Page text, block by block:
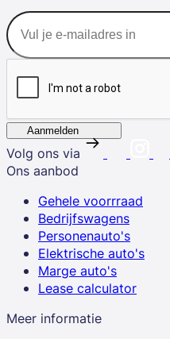
Aanmelden
Volg ons via
Ons aanbod
Gehele voorrraad
Bedrijfswagens
Personenauto's
Elektrische auto's
Marge auto's
Lease calculator
Meer informatie